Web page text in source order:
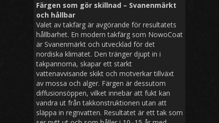
Färgen som gör skillnad – Svanenmärkt
och hållbar
Valet av takfärg är avgörande för resultatets
hållbarhet. En modern takfärg som NowoCoat
är Svanenmärkt och utvecklad för det
nordiska klimatet. Den tränger djupt in i
takpannorna, skapar ett starkt
vattenavvisande skikt och motverkar tillväxt
av mossa och alger. Färgen är dessutom
diffusio­nsöppen, vilket innebär att fukt kan
vandra ut från takkonstruktionen utan att
släppa in regnvatten. Resultatet är ett tak som